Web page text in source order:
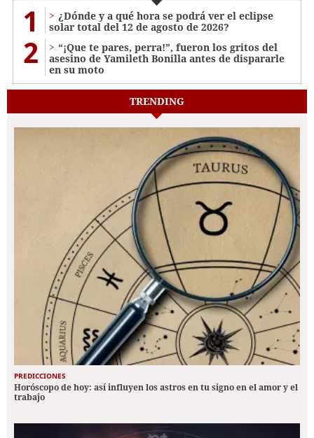
1
¿Dónde y a qué hora se podrá ver el eclipse
solar total del 12 de agosto de 2026?
2
“¡Que te pares, perra!”, fueron los gritos del
asesino de Yamileth Bonilla antes de dispararle
en su moto
TRENDING
PREDICCIONES
Horóscopo de hoy: así influyen los astros en tu signo en el amor y el
trabajo